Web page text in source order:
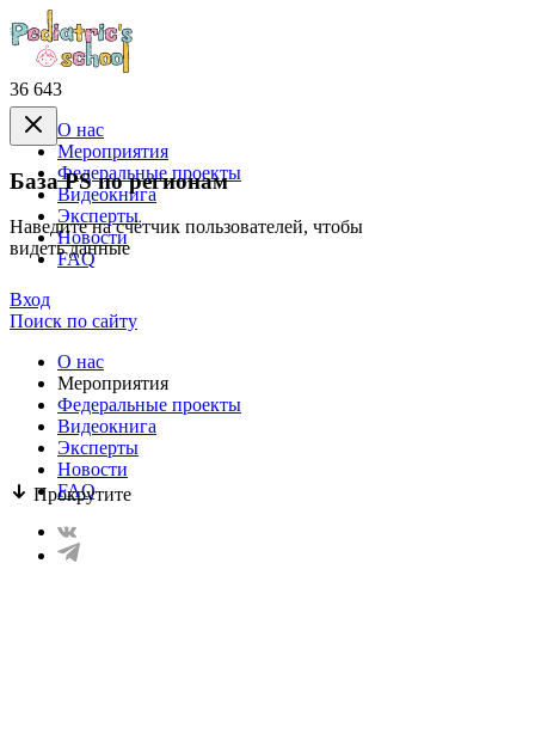
36 643
База PS по регионам
Наведите на счётчик пользователей, чтобы
видеть данные
Прокрутите
О нас
Mероприятия
Федеральные проекты
Видеокнига
Эксперты
Новости
FAQ
Вход
Поиск по сайту
О нас
Mероприятия
Федеральные проекты
Видеокнига
Эксперты
Новости
FAQ